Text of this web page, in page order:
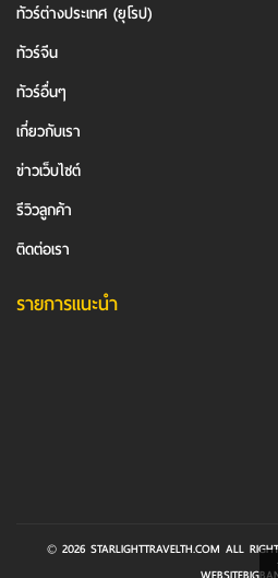
ทัวร์ต่างประเทศ (ยุโรป)
ทัวร์จีน
ทัวร์อื่นๆ
เกี่ยวกับเรา
ข่าวเว็บไซต์
รีวิวลูกค้า
ติดต่อเรา
รายการแนะนำ
© 2026 STARLIGHTTRAVELTH.COM ALL